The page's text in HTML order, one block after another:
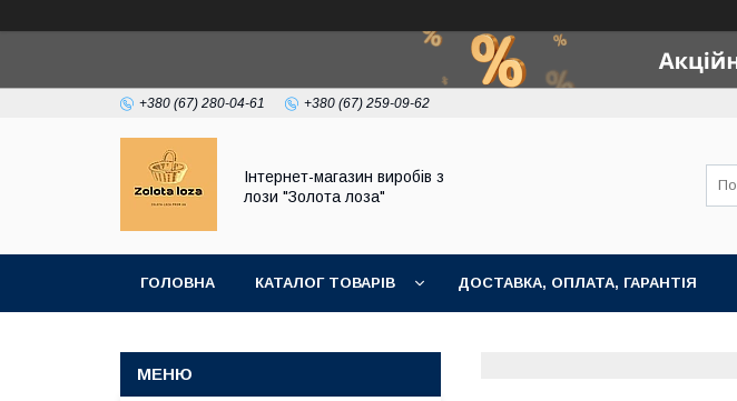
+380 (67) 280-04-61 +380 (67) 259-09-62
Інтернет-магазин виробів з
лози "Золота лоза"
ГОЛОВНА КАТАЛОГ ТОВАРІВ ДОСТАВКА, ОПЛАТА, ГАРАНТІЯ